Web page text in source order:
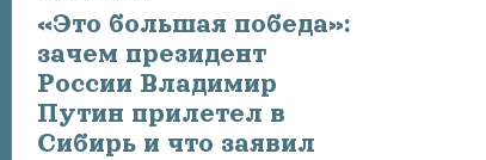
«Это большая победа»:
зачем президент
России Владимир
Путин прилетел в
Сибирь и что заявил